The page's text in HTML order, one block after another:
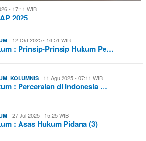
- 17:11 WIB
2025
12 Okt 2025 - 16:51 WIB
: Prinsip-Prinsip Hukum Pe…
, KOLUMNIS 11 Agu 2025 - 07:11 WIB
: Perceraian di Indonesia …
27 Jul 2025 - 15:25 WIB
: Asas Hukum Pidana (3)